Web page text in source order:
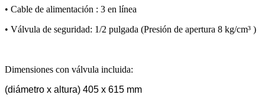
• Cable de alimentación : 3 en línea
• Válvula de seguridad: 1/2 pulgada (Presión de apertura 8 kg/cm³ )
Dimensiones con válvula incluida:
(diámetro x altura) 405 x 615 mm